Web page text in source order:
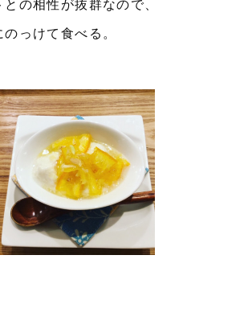
の相性が抜群なので、
っけて食べる。